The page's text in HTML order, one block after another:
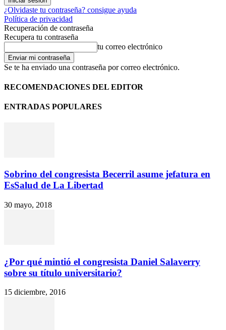
¿Olvidaste tu contraseña? consigue ayuda
Política de privacidad
Recuperación de contraseña
Recupera tu contraseña
tu correo electrónico
Se te ha enviado una contraseña por correo electrónico.
RECOMENDACIONES DEL EDITOR
ENTRADAS POPULARES
Sobrino del congresista Becerril asume jefatura en
EsSalud de La Libertad
30 mayo, 2018
¿Por qué mintió el congresista Daniel Salaverry
sobre su título universitario?
15 diciembre, 2016